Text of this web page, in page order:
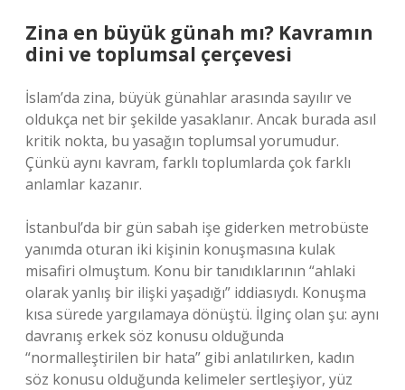
Zina en büyük günah mı? Kavramın
dini ve toplumsal çerçevesi
İslam’da zina, büyük günahlar arasında sayılır ve
oldukça net bir şekilde yasaklanır. Ancak burada asıl
kritik nokta, bu yasağın toplumsal yorumudur.
Çünkü aynı kavram, farklı toplumlarda çok farklı
anlamlar kazanır.
İstanbul’da bir gün sabah işe giderken metrobüste
yanımda oturan iki kişinin konuşmasına kulak
misafiri olmuştum. Konu bir tanıdıklarının “ahlaki
olarak yanlış bir ilişki yaşadığı” iddiasıydı. Konuşma
kısa sürede yargılamaya dönüştü. İlginç olan şu: aynı
davranış erkek söz konusu olduğunda
“normalleştirilen bir hata” gibi anlatılırken, kadın
söz konusu olduğunda kelimeler sertleşiyor, yüz